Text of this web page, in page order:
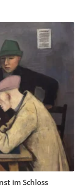
im Schloss